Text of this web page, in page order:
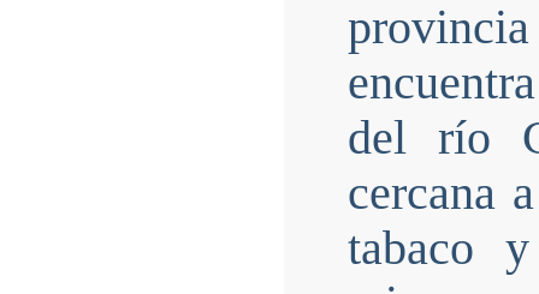
del río
cercana
tabaco